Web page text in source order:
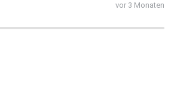
vor 3 Monaten